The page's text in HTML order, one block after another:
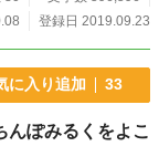
登録日 2019.09.23
に入り追加 33
んぽみるくをよこ